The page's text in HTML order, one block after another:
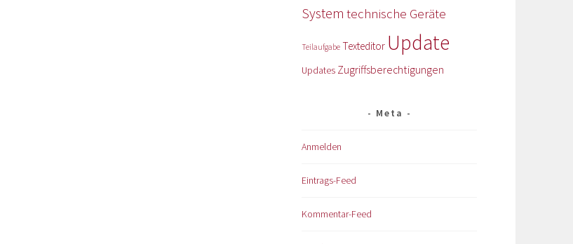
System technische Geräte
Teilaufgabe Texteditor Update
Updates Zugriffsberechtigungen
Meta
Anmelden
Eintrags-Feed
Kommentar-Feed